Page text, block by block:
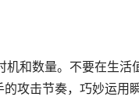
和数量。不要在生
攻击节奏，巧妙运用